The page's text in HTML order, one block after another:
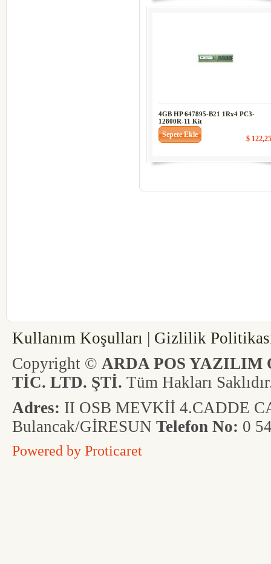
4GB HP 647895-B21 1Rx4 PC3-
12800R-11 Kit
Sepete Ekle $ 122,25
Kullanım Koşulları | Gizlilik
Copyright © ARDA POS YAZILIM
TİC. LTD. ŞTİ. Tüm Hakları
Adres: II OSB MEVKİİ 4.CADDE
Bulancak/GİRESUN Telefon No: 0
Powered by Proticaret